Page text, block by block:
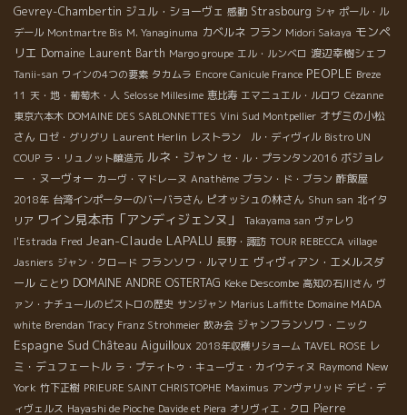
Gevrey-Chambertin ジュル・ショーヴェ 感動 Strasbourg シャ ポール・ル
デール Montmartre Bis M. Yanaginuma カベルネ フラン Midori Sakaya モンペ
リエ Domaine Laurent Barth Margo groupe エル・ルンベロ 渡辺幸樹シェフ
Tanii-san ワインの4つの要素 タカムラ Encore Canicule France PEOPLE Breze
11 天・地・葡萄木・人 Selosse Millesime 恵比寿 エマニュエル・ルロワ Cézanne
東京六本木 DOMAINE DES SABLONNETTES Vini Sud Montpellier オザミの小松
さん ロゼ・グリグリ Laurent Herlin レストラン ル・ディヴィル Bistro UN
COUP ラ・リュノット醸造元 ルネ・ジャン セ・ル・プランタン2016 ボジョレ
ー ・ヌーヴォー カーヴ・マドレーヌ Anathème ブラン・ド・ブラン 酢飯屋
2018年 台湾インポーターのバーバラさん ピオッシュの林さん Shun san 北イタ
リア ワイン見本市「アンディジェンヌ」 Takayama san ヴァレり
l'Estrada Fred Jean-Claude LAPALU 長野・諏訪 TOUR REBECCA village
Jasniers ジャン・クロード フランソワ・ルマリエ ヴィヴィアン・エメルスダ
ール ことり DOMAINE ANDRE OSTERTAG Keke Descombe 高知の石川さん ヴ
ァン・ナチュールのビストロの歴史 サンジャン Marius Laffitte Domaine MADA
white Brendan Tracy Franz Strohmeier 飲み会 ジャンフランソワ・ニック
Espagne Sud Château Aiguilloux 2018年収穫リショーム TAVEL ROSE レ
ミ・デュフェートル ラ・プティトゥ・キューヴェ・カイウティヌ Raymond New
York 竹下正樹 PRIEURE SAINT CHRISTOPHE Maximus アンヴァリッド デビ・デ
ィヴェルス Hayashi de Pioche Davide et Piera オリヴィエ・クロ Pierre